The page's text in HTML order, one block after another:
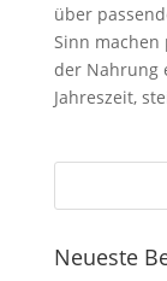
über
Sinn machen
der Nahrung
Jahreszeit,
Neueste